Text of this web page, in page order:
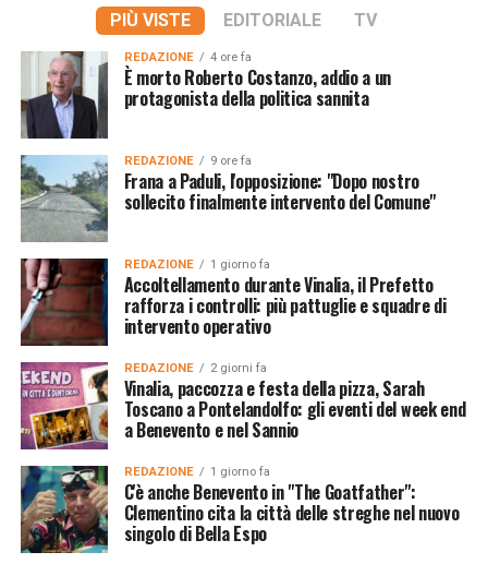
PIÙ VISTE EDITORIALE TV
REDAZIONE 4 ore fa
È morto Roberto Costanzo, addio a un
protagonista della politica sannita
REDAZIONE 9 ore fa
Frana a Paduli, l'opposizione: "Dopo nostro
sollecito finalmente intervento del Comune"
REDAZIONE 1 giorno fa
Accoltellamento durante Vinalia, il Prefetto
rafforza i controlli: più pattuglie e squadre di
intervento operativo
REDAZIONE 2 giorni fa
Vinalia, paccozza e festa della pizza, Sarah
Toscano a Pontelandolfo: gli eventi del week end
a Benevento e nel Sannio
REDAZIONE 1 giorno fa
C'è anche Benevento in "The Goatfather":
Clementino cita la città delle streghe nel nuovo
singolo di Bella Espo